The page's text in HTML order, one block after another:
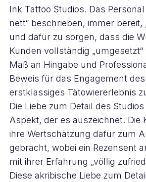
Ink Tattoo Studios. Das
nett“ beschrieben, immer bereit,
und dafür zu sorgen, dass die
Kunden vollständig
Maß an Hingabe und
Beweis für das Engagement des
erstklassiges Tätowiererlebnis
Die Liebe zum Detail des
Aspekt, der es auszeichnet. Die
ihre Wertschätzung dafür zum
gebracht, wobei ein Rezensent
mit ihrer Erfahrung „völlig
Diese akribische Liebe zum